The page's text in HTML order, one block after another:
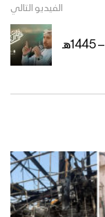
الفيديو التالي